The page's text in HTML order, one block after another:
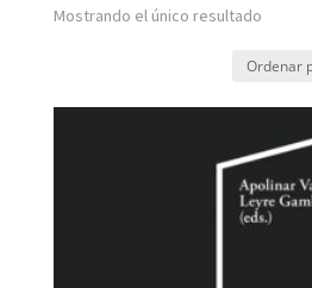
Mostrando el único resultado